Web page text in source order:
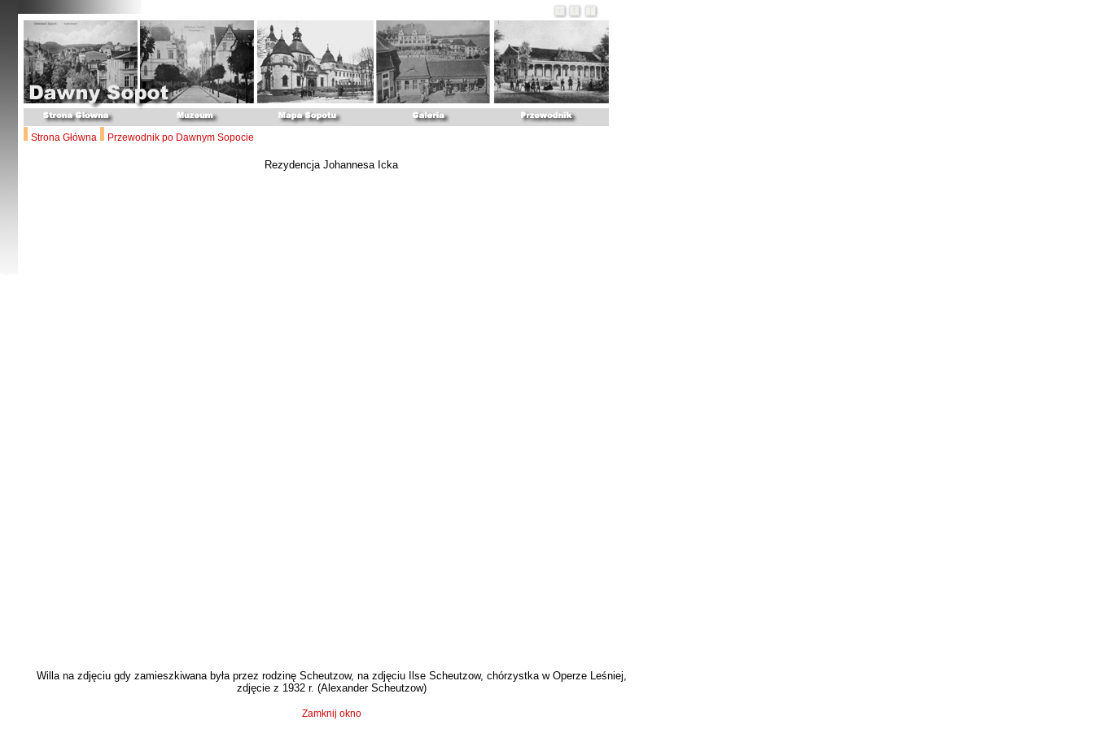
Strona Główna Przewodnik po Dawnym Sopocie
Rezydencja Johannesa Icka
Willa na zdjęciu gdy zamieszkiwana była przez rodzinę Scheutzow, na zdjęciu Ilse Scheutzow, chórzystka w Operze Leśniej,
zdjęcie z 1932 r. (Alexander Scheutzow)
Zamknij okno